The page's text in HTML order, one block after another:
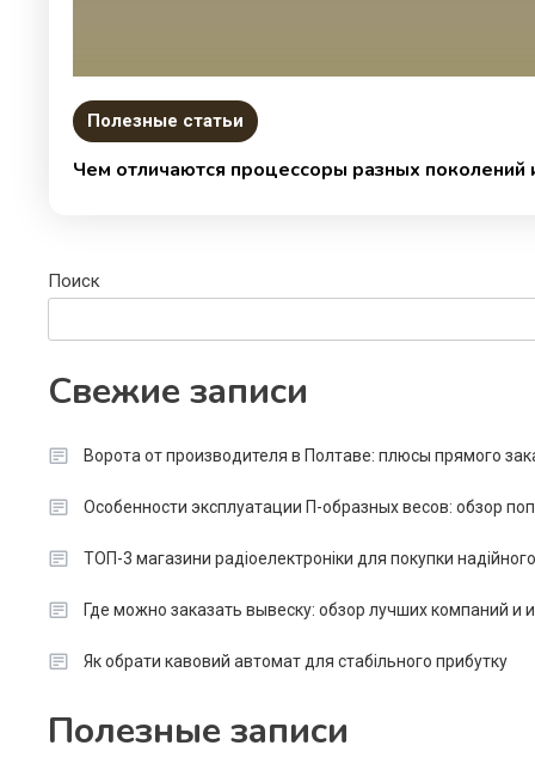
Полезные статьи
Чем отличаются процессоры разных поколений
Поиск
Свежие записи
Ворота от производителя в Полтаве: плюсы прямого
Особенности эксплуатации П-образных весов: обзор
ТОП-3 магазини радіоелектроніки для покупки
Где можно заказать вывеску: обзор лучших компаний и
Як обрати кавовий автомат для стабільного прибутку
Полезные записи